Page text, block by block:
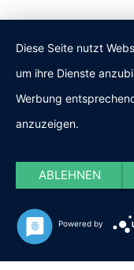
Diese Seite nutzt
um ihre Dienste
Werbung
anzuzeigen.
ABLEHNEN
Powered by